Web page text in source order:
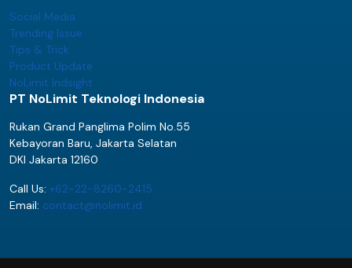
Social Media
Trending Issue
Tips & Trick
Product Update
NoLimit Indsight
PT NoLimit Teknologi Indonesia
Rukan Grand Panglima Polim No.55
Kebayoran Baru, Jakarta Selatan
DKI Jakarta 12160
Call Us: +62-22-8260-2415
Email: contact@nolimit.id